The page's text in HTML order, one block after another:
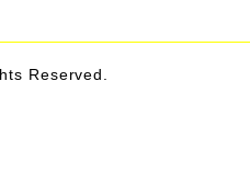
Reserved.